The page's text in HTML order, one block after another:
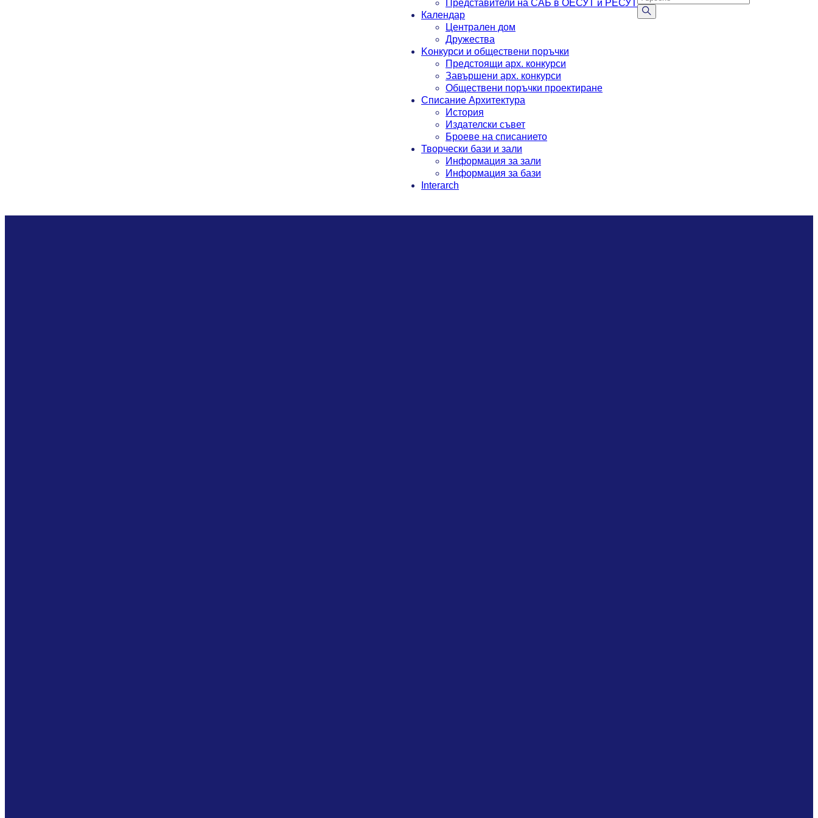
Представители на САБ в ОЕСУТ и РЕСУТ
Календар
Централен дом
Дружества
Koнкурси и обществени поръчки
Предстоящи арх. конкурси
Завършени арх. конкурси
Обществени поръчки проектиране
Списание Архитектура
История
Издателски съвет
Броеве на списанието
Творчески бази и зали
Информация за зали
Информация за бази
Interarch